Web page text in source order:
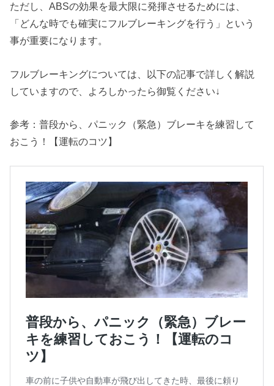
ただし、ABSの効果を最大限に発揮させるためには、
「どんな時でも確実にフルブレーキングを行う」という
事が重要になります。
フルブレーキングについては、以下の記事で詳しく解説
していますので、よろしかったら御覧ください↓
参考：普段から、パニック（緊急）ブレーキを練習して
おこう！【運転のコツ】